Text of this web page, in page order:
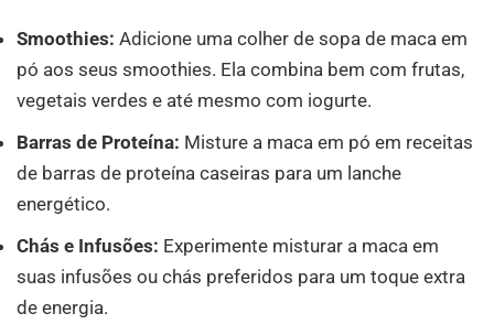
Smoothies: Adicione uma colher de sopa de maca em
pó aos seus smoothies. Ela combina bem com frutas,
vegetais verdes e até mesmo com iogurte.
Barras de Proteína: Misture a maca em pó em receitas
de barras de proteína caseiras para um lanche
energético.
Chás e Infusões: Experimente misturar a maca em
suas infusões ou chás preferidos para um toque extra
de energia.